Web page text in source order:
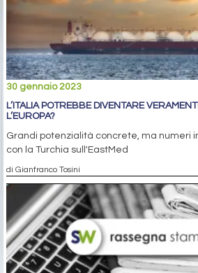
30 gennaio 2023
L’ITALIA POTREBBE DIVENTARE
L’EUROPA?
Grandi potenzialità concrete, ma numeri
con la Turchia sull'EastMed
di Gianfranco Tosini